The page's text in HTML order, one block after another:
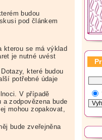
budou
pod článkem
kterou se má výklad
je nutné uvést
které budou
potřebné údaje
V případě
zodpovězena bude
mohou zopakovat,
bude zveřejněna